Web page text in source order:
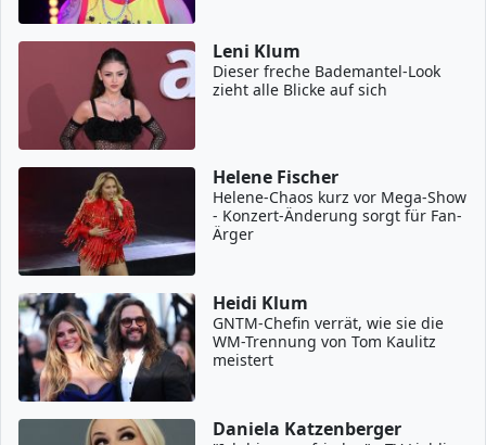
Leni Klum
Dieser freche Bademantel-Look
zieht alle Blicke auf sich
Helene Fischer
Helene-Chaos kurz vor Mega-Show
- Konzert-Änderung sorgt für Fan-
Ärger
Heidi Klum
GNTM-Chefin verrät, wie sie die
WM-Trennung von Tom Kaulitz
meistert
Daniela Katzenberger